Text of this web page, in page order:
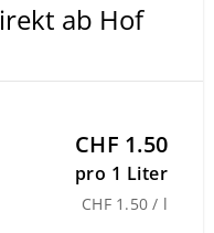
ab Hof
CHF 1.50
pro 1 Liter
CHF 1.50 / l